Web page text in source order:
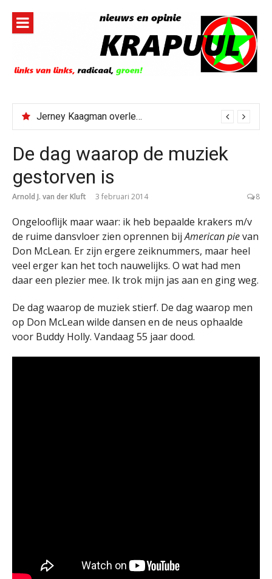
inhoud
Jerney Kaagman overleden
De dag waarop de muziek
gestorven is
Arnold J. van der Kluft 3 februari 2014 8
Ongelooflijk maar waar: ik heb bepaalde krakers m/v
de ruime dansvloer zien oprennen bijAmerican pievan
Don McLean. Er zijn ergere zeiknummers, maar heel
veel erger kan het toch nauwelijks. O wat had men
daar een plezier mee. Ik trok mijn jas aan en ging weg.
De dag waarop de muziek stierf. De dag waarop men
op Don McLean wilde dansen en de neus ophaalde
voor Buddy Holly. Vandaag 55 jaar dood.